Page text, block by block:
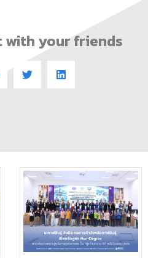
with your friends